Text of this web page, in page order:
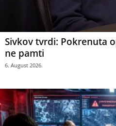
Sivkov tvrdi: Pokrenuta
ne pamti
6. August 2026.